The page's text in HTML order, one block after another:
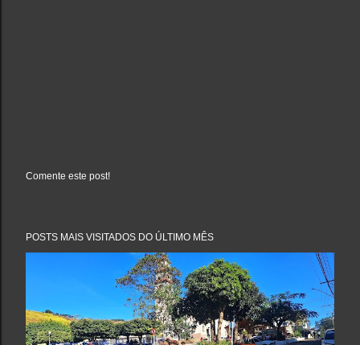
a
e
n
t
Comente este post!
POSTS MAIS VISITADOS DO ÚLTIMO MÊS